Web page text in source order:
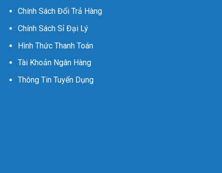
Chính Sách Đổi Trả Hàng
Chính Sách Sỉ Đại Lý
Hình Thức Thanh Toán
Tài Khoản Ngân Hàng
Thông Tin Tuyển Dụng